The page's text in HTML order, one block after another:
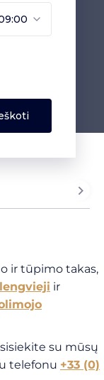
ir tūpimo takas,
lengvieji ir
su mūsų
telefonu +33 (0)